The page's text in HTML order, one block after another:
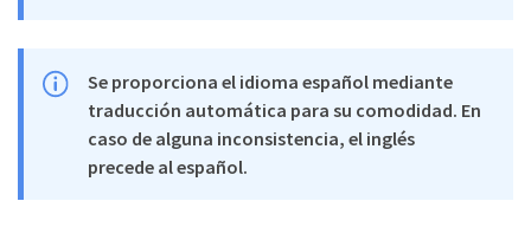
Se proporciona el idioma español mediante
traducción automática para su comodidad. En
caso de alguna inconsistencia, el inglés
precede al español.